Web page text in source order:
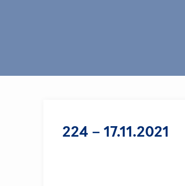
224 – 17.11.2021